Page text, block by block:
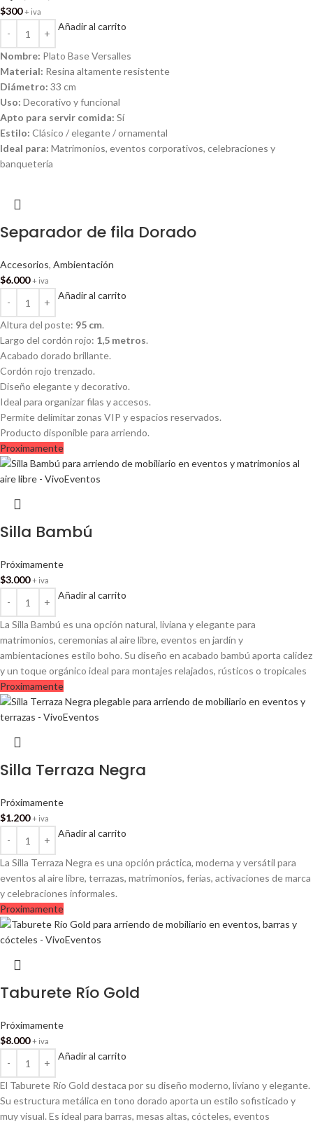
$300 + iva
Añadir al carrito
Nombre: Plato Base Versalles
Material: Resina altamente resistente
Diámetro: 33 cm
Uso: Decorativo y funcional
Apto para servir comida: Sí
Estilo: Clásico / elegante / ornamental
Ideal para: Matrimonios, eventos corporativos, celebraciones y
banquetería
Separador de fila Dorado
Accesorios, Ambientación
$6.000 + iva
Añadir al carrito
Altura del poste: 95 cm.
Largo del cordón rojo: 1,5 metros.
Acabado dorado brillante.
Cordón rojo trenzado.
Diseño elegante y decorativo.
Ideal para organizar filas y accesos.
Permite delimitar zonas VIP y espacios reservados.
Producto disponible para arriendo.
Proximamente
Silla Bambú
Próximamente
$3.000 + iva
Añadir al carrito
La Silla Bambú es una opción natural, liviana y elegante para
matrimonios, ceremonias al aire libre, eventos en jardín y
ambientaciones estilo boho. Su diseño en acabado bambú aporta calidez
y un toque orgánico ideal para montajes relajados, rústicos o tropicales
Proximamente
Silla Terraza Negra
Próximamente
$1.200 + iva
Añadir al carrito
La Silla Terraza Negra es una opción práctica, moderna y versátil para
eventos al aire libre, terrazas, matrimonios, ferias, activaciones de marca
y celebraciones informales.
Proximamente
Taburete Río Gold
Próximamente
$8.000 + iva
Añadir al carrito
El Taburete Río Gold destaca por su diseño moderno, liviano y elegante.
Su estructura metálica en tono dorado aporta un estilo sofisticado y
muy visual. Es ideal para barras, mesas altas, cócteles, eventos